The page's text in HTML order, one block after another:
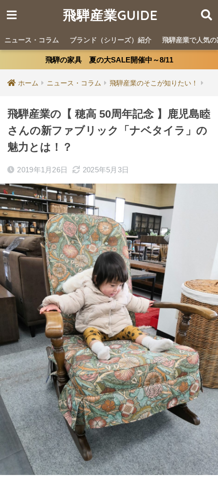
飛騨産業GUIDE
ニュース・コラム ブランド（シリーズ）紹介 飛騨産業で人気の
飛騨の家具 夏の大SALE開催中～8/11
ホーム ニュース・コラム 飛騨産業のそこが知りたい！
飛騨産業の【 穂高 50周年記念 】鹿児島睦
さんの新ファブリック「ナベタイラ」の
魅力とは！？
2019年1月26日 2025年5月3日